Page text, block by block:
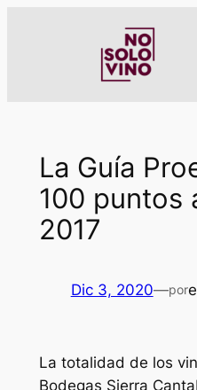
La Guía
100 puntos
2017
Dic 3, 2020—por
La totalidad de los
Bodegas Sierra